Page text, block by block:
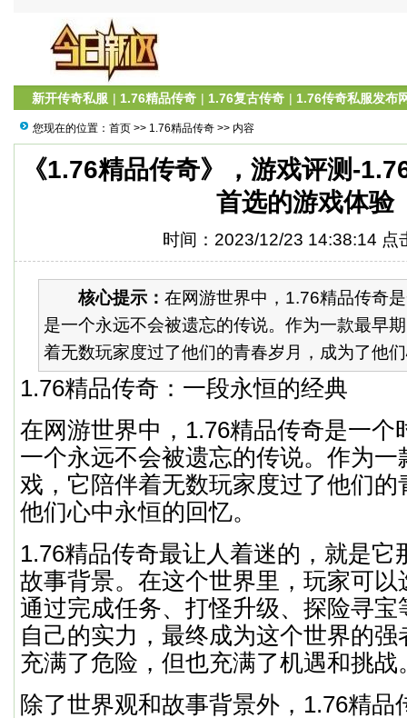
新开传奇私服 | 1.76精品传奇 | 1.76复古传奇 | 1.76传奇私服发布
您现在的位置： 首页 >> 1.76精品传奇 >> 内容
《1.76精品传奇》，游戏评测-
首选的游戏体验
时间：2023/12/23 14:38:14 点
核心提示： 在网游世界中，1.76精品传奇
是一个永远不会被遗忘的传说。作为一款最早
着无数玩家度过了他们的青春岁月，成为了他
1.76精品传奇：一段永恒的经典
在网游世界中，1.76精品传奇是一个
一个永远不会被遗忘的传说。作为
戏，它陪伴着无数玩家度过了他们
他们心中永恒的回忆。
1.76精品传奇最让人着迷的，就是它
故事背景。在这个世界里，玩家可以
通过完成任务、打怪升级、探险寻宝
自己的实力，最终成为这个世界的
充满了危险，但也充满了机遇和挑战
除了世界观和故事背景外，1.76精品